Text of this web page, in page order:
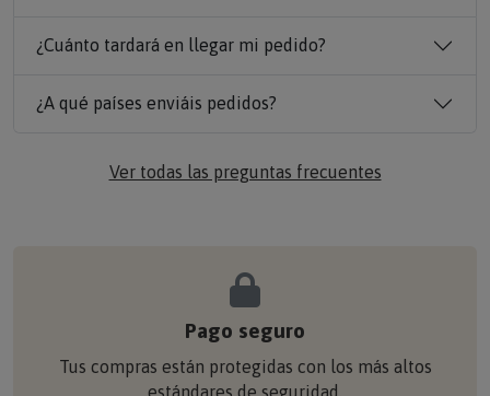
¿Cuánto tardará en llegar mi pedido?
¿A qué países enviáis pedidos?
Ver todas las preguntas frecuentes
Pago seguro
Tus compras están protegidas con los más altos
estándares de seguridad.